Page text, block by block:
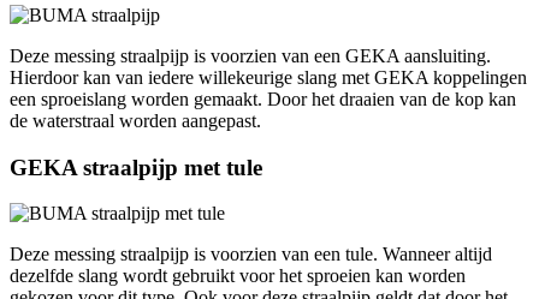
Deze messing straalpijp is voorzien van een GEKA aansluiting.
Hierdoor kan van iedere willekeurige slang met GEKA koppelingen
een sproeislang worden gemaakt. Door het draaien van de kop kan
de waterstraal worden aangepast.
GEKA straalpijp met tule
Deze messing straalpijp is voorzien van een tule. Wanneer altijd
dezelfde slang wordt gebruikt voor het sproeien kan worden